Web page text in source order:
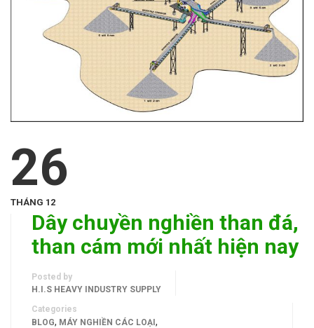
26
THÁNG 12
Dây chuyền nghiền than đá,
than cám mới nhất hiện nay
Posted by
H.I.S HEAVY INDUSTRY SUPPLY
Categories
BLOG, MÁY NGHIỀN CÁC LOẠI,